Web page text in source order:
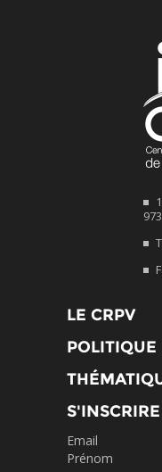
LE CRPV
POLITIQUE
Email
Prénom